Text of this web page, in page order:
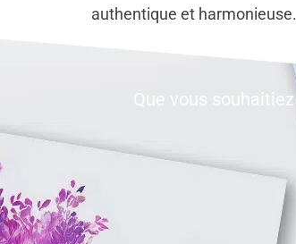
authentique et harmonieuse.
Que vous souhaitiez